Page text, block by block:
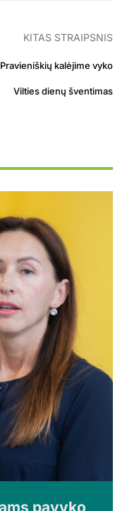
KITAS STRAIPSNIS
Pravieniškių kalėjime vyko
Vilties dienų šventimas
pavyko